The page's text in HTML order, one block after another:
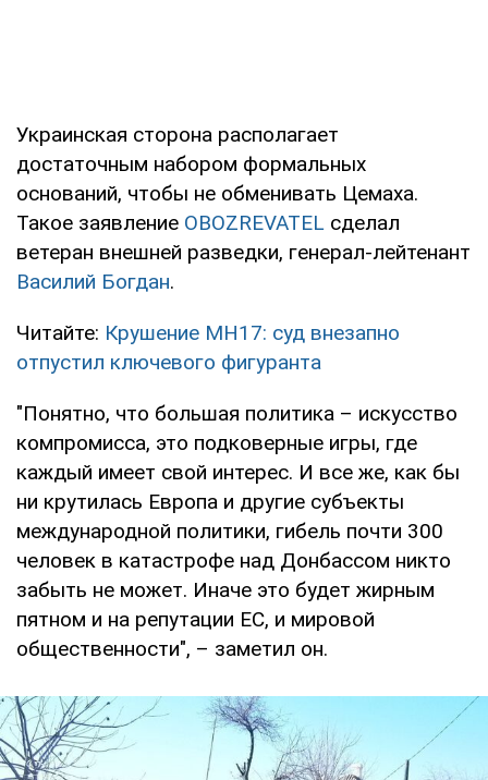
Украинская сторона располагает
достаточным набором формальных
оснований, чтобы не обменивать Цемаха.
Такое заявление OBOZREVATEL сделал
ветеран внешней разведки, генерал-лейтенант
Василий Богдан.
Читайте: Крушение MH17: суд внезапно
отпустил ключевого фигуранта
"Понятно, что большая политика – искусство
компромисса, это подковерные игры, где
каждый имеет свой интерес. И все же, как бы
ни крутилась Европа и другие субъекты
международной политики, гибель почти 300
человек в катастрофе над Донбассом никто
забыть не может. Иначе это будет жирным
пятном и на репутации ЕС, и мировой
общественности", – заметил он.